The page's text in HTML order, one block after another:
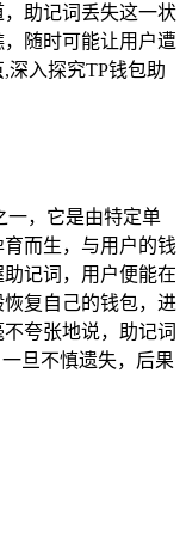
助记词丢失这一状
随时可能让用户遭
深入探究TP钱包助
一，它是由特定单
而生，与用户的钱
记词，用户便能在
复自己的钱包，进
夸张地说，助记词
旦不慎遗失，后果